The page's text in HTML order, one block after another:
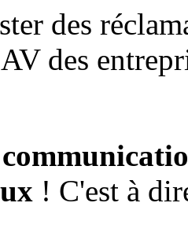
des
des
! C'est à